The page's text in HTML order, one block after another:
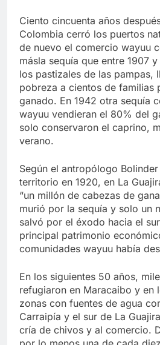
Ciento cincuenta años
Colombia cerró los puertos
de nuevo el comercio wayuu
másla sequía que entre 1907
los pastizales de las pampas,
pobreza a cientos de familias
ganado. En 1942 otra sequía
wayuu vendieran el 80% del
solo conservaron el caprino,
verano.
Según el antropólogo
territorio en 1920, en La
“un millón de cabezas de
murió por la sequía y solo un
salvó por el éxodo hacia el
principal patrimonio
comunidades wayuu había
En los siguientes 50 años,
refugiaron en Maracaibo y en
zonas con fuentes de agua
Carraipía y el sur de La
cría de chivos y al comercio.